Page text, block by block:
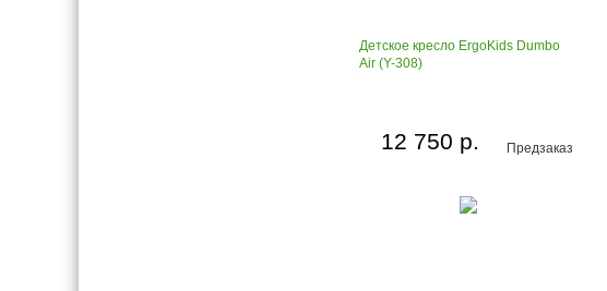
Детское кресло ErgoKids Dumbo
Air (Y-308)
Предзаказ
12 750 р.